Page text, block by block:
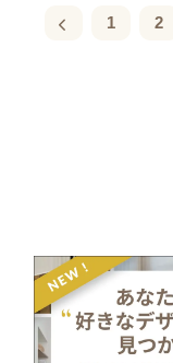
1 2